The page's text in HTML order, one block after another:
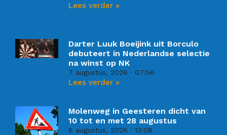
Lees verder »
Darter Luuk Boeijink uit Borculo
debuteert in Nederlandse selectie
na winst op NK
7 augustus, 2026 07:56
Lees verder »
Molenweg in Geesteren dicht van
10 tot en met 28 augustus
6 augustus, 2026 13:08